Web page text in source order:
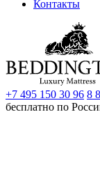
Контакты
+7 495 150 30 96 8
бесплатно по